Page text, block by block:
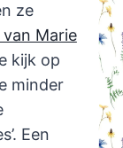
ze
Marie
kijk op
minder
Een